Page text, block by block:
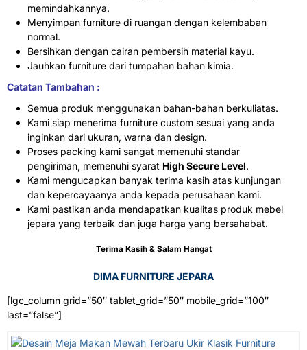
memindahkannya.
Menyimpan furniture di ruangan dengan kelembaban
normal.
Bersihkan dengan cairan pembersih material kayu.
Jauhkan furniture dari tumpahan bahan kimia.
Catatan Tambahan :
Semua produk menggunakan bahan-bahan berkuliatas.
Kami siap menerima furniture custom sesuai yang anda
inginkan dari ukuran, warna dan design.
Proses packing kami sangat memenuhi standar
pengiriman, memenuhi syarat High Secure Level.
Kami mengucapkan banyak terima kasih atas kunjungan
dan kepercayaanya anda kepada perusahaan kami.
Kami pastikan anda mendapatkan kualitas produk mebel
jepara yang terbaik dan juga harga yang bersahabat.
Terima Kasih & Salam Hangat
DIMA FURNITURE JEPARA
[lgc_column grid=”50″ tablet_grid=”50″ mobile_grid=”100″
last=”false”]